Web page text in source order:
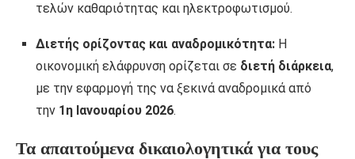
τελών καθαριότητας και ηλεκτροφωτισμού.
Διετής ορίζοντας και αναδρομικότητα: Η
οικονομική ελάφρυνση ορίζεται σε διετή διάρκεια,
με την εφαρμογή της να ξεκινά αναδρομικά από
την 1η Ιανουαρίου 2026.
Τα απαιτούμενα δικαιολογητικά για τους